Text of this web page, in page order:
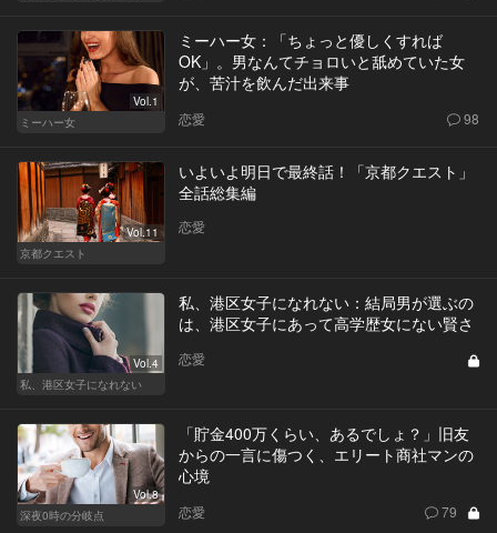
Vol.1
ミーハー女
ミーハー女：「ちょっと優しくすれば
OK」。男なんてチョロいと舐めていた女
が、苦汁を飲んだ出来事
恋愛 98
Vol.11
京都クエスト
いよいよ明日で最終話！「京都クエスト」
全話総集編
恋愛
Vol.4
私、港区女子になれない
私、港区女子になれない：結局男が選ぶの
は、港区女子にあって高学歴女にない賢さ
恋愛
Vol.8
深夜0時の分岐点
「貯金400万くらい、あるでしょ？」旧友
からの一言に傷つく、エリート商社マンの
心境
恋愛 79